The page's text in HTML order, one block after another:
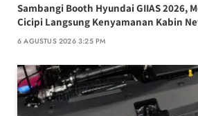
Sambangi Booth Hyundai GIIAS 2026,
Cicipi Langsung Kenyamanan Kabin
6 AGUSTUS 2026 3:25 PM